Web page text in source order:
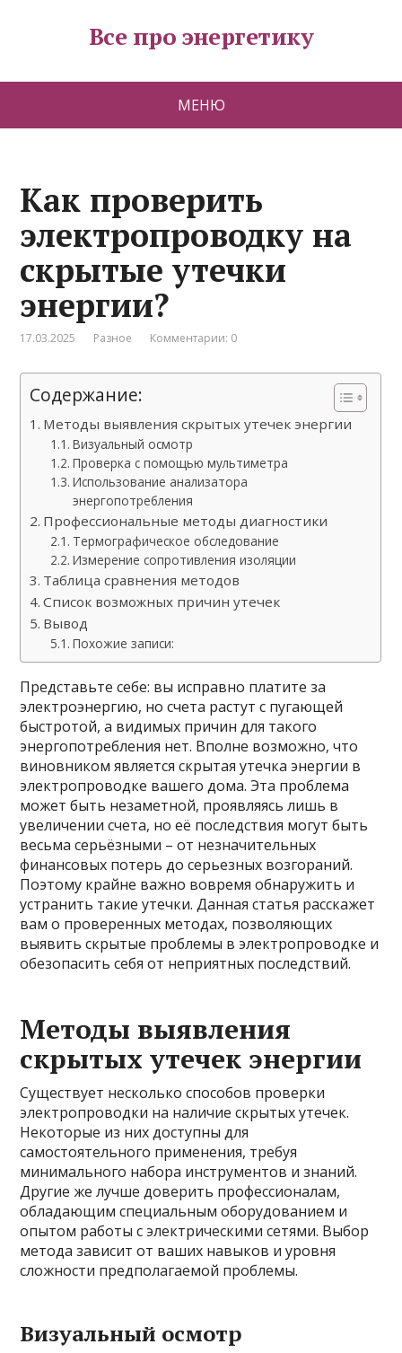
Все про энергетику
МЕНЮ
Как проверить
электропроводку на
скрытые утечки
энергии?
17.03.2025 Разное Комментарии: 0
Содержание:
Методы выявления скрытых утечек энергии
Визуальный осмотр
Проверка с помощью мультиметра
Использование анализатора
энергопотребления
Профессиональные методы диагностики
Термографическое обследование
Измерение сопротивления изоляции
Таблица сравнения методов
Список возможных причин утечек
Вывод
Похожие записи:
Представьте себе: вы исправно платите за
электроэнергию, но счета растут с пугающей
быстротой, а видимых причин для такого
энергопотребления нет. Вполне возможно, что
виновником является скрытая утечка энергии в
электропроводке вашего дома. Эта проблема
может быть незаметной, проявляясь лишь в
увеличении счета, но её последствия могут быть
весьма серьёзными – от незначительных
финансовых потерь до серьезных возгораний.
Поэтому крайне важно вовремя обнаружить и
устранить такие утечки. Данная статья расскажет
вам о проверенных методах, позволяющих
выявить скрытые проблемы в электропроводке и
обезопасить себя от неприятных последствий.
Методы выявления
скрытых утечек энергии
Существует несколько способов проверки
электропроводки на наличие скрытых утечек.
Некоторые из них доступны для
самостоятельного применения, требуя
минимального набора инструментов и знаний.
Другие же лучше доверить профессионалам,
обладающим специальным оборудованием и
опытом работы с электрическими сетями. Выбор
метода зависит от ваших навыков и уровня
сложности предполагаемой проблемы.
Визуальный осмотр